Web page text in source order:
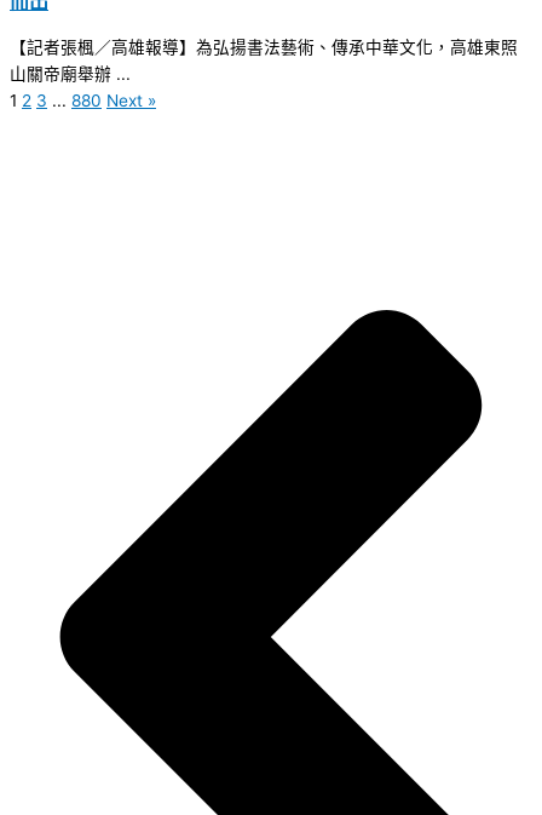
【記者張楓／高雄報導】為弘揚書法藝術、傳承中華文化，高雄東照
山關帝廟舉辦 ...
1 2 3 ... 880 Next »